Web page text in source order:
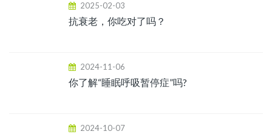
2025-02-03
抗衰老，你吃对了吗？
2024-11-06
你了解“睡眠呼吸暂停症”吗?
2024-10-07